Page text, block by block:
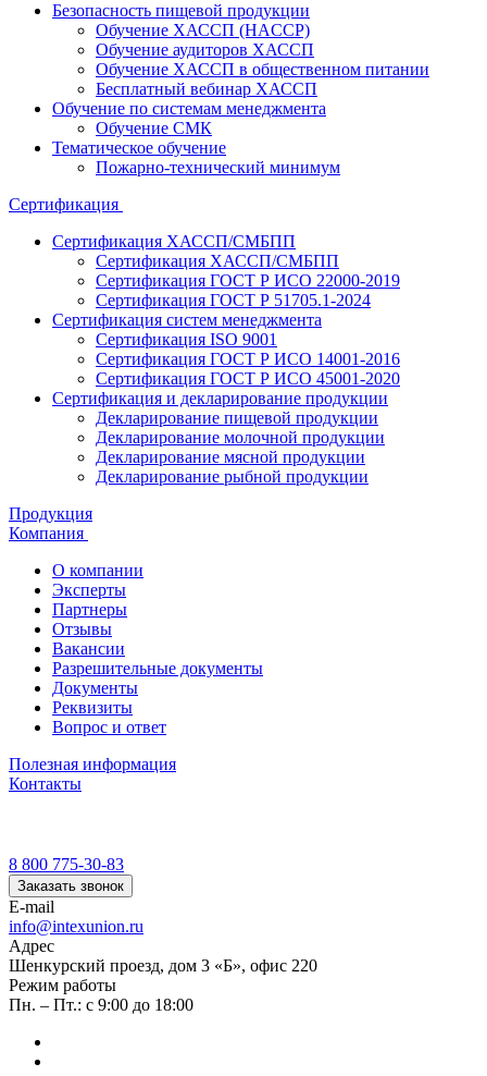
Безопасность пищевой продукции
Обучение ХАССП (HACCP)
Обучение аудиторов ХАССП
Обучение ХАССП в общественном питании
Бесплатный вебинар ХАССП
Обучение по системам менеджмента
Обучение СМК
Тематическое обучение
Пожарно-технический минимум
Сертификация
Сертификация ХАССП/СМБПП
Сертификация ХАССП/СМБПП
Сертификация ГОСТ Р ИСО 22000-2019
Сертификация ГОСТ Р 51705.1-2024
Сертификация систем менеджмента
Сертификация ISO 9001
Сертификация ГОСТ Р ИСО 14001-2016
Сертификация ГОСТ Р ИСО 45001-2020
Сертификация и декларирование продукции
Декларирование пищевой продукции
Декларирование молочной продукции
Декларирование мясной продукции
Декларирование рыбной продукции
Продукция
Компания
О компании
Эксперты
Партнеры
Отзывы
Вакансии
Разрешительные документы
Документы
Реквизиты
Вопрос и ответ
Полезная информация
Контакты
8 800 775-30-83
Заказать звонок
E-mail
info@intexunion.ru
Адрес
Шенкурский проезд, дом 3 «Б», офис 220
Режим работы
Пн. – Пт.: с 9:00 до 18:00